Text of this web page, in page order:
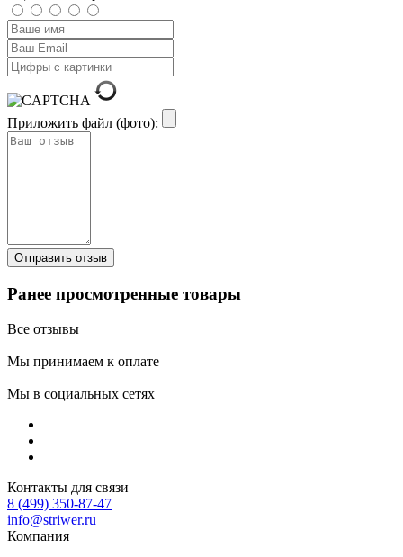
Приложить файл (фото):
Ранее просмотренные товары
Все отзывы
Мы принимаем к оплате
Мы в социальных сетях
Контакты для связи
8 (499) 350-87-47
info@striwer.ru
Компания